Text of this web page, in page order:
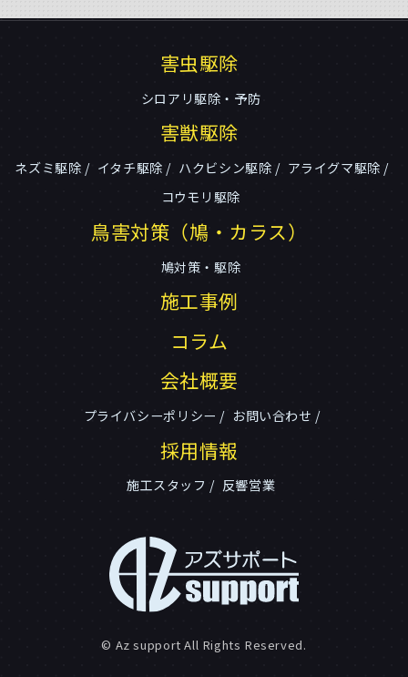
害虫駆除
シロアリ駆除・予防
害獣駆除
ネズミ駆除 イタチ駆除 ハクビシン駆除
アライグマ駆除
コウモリ駆除
鳥害対策（鳩・カラス）
鳩対策・駆除
施工事例
コラム
会社概要
プライバシーポリシー お問い合わせ
採用情報
施工スタッフ 反響営業
© Az support All Rights Reserved.